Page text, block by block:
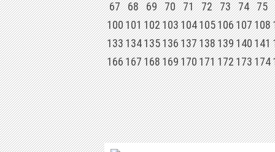
67 68 69 70 71 72 73 74 75
100101102103104105106107108
133134135136137138139140141
166167168169170171172173174